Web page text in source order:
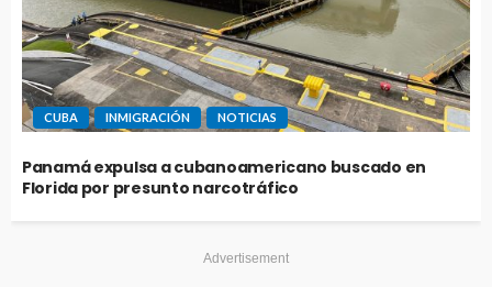
CUBA INMIGRACIÓN NOTICIAS
Panamá expulsa a cubanoamericano buscado en
Florida por presunto narcotráfico
Advertisement